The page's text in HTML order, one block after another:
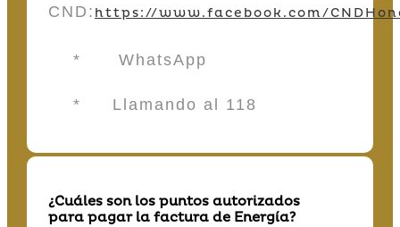
CND: https://www.facebook.com/
* WhatsApp
* Llamando al 118
¿Cuáles son los puntos autorizados
para pagar la factura de Energía?